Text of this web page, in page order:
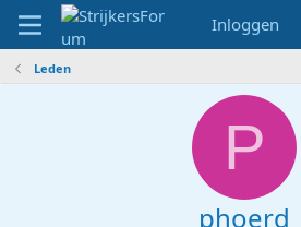
Inloggen
Leden
P
phoerd